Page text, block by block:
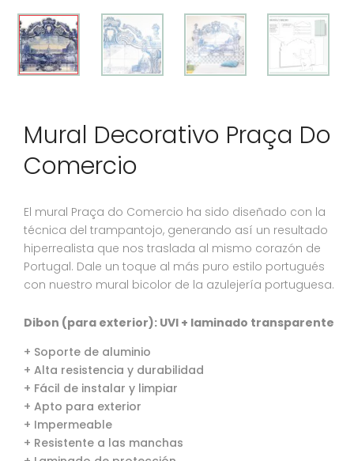
Mural Decorativo Praça Do
Comercio
El mural Praça do Comercio ha sido diseñado con la
técnica del trampantojo, generando así un resultado
hiperrealista que nos traslada al mismo corazón de
Portugal. Dale un toque al más puro estilo portugués
con nuestro mural bicolor de la azulejería portuguesa.
Dibon (para exterior): UVI + laminado transparente
+ Soporte de aluminio
+ Alta resistencia y durabilidad
+ Fácil de instalar y limpiar
+ Apto para exterior
+ Impermeable
+ Resistente a las manchas